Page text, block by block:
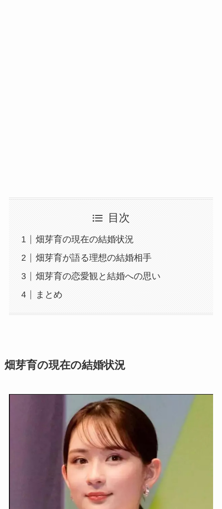
目次
畑芽育の現在の結婚状況
畑芽育が語る理想の結婚相手
畑芽育の恋愛観と結婚への思い
まとめ
畑芽育の現在の結婚状況